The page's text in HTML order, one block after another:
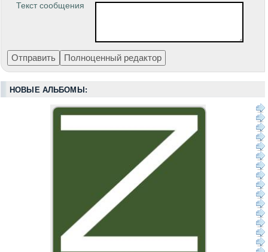
Текст сообщения
НОВЫЕ АЛЬБОМЫ: